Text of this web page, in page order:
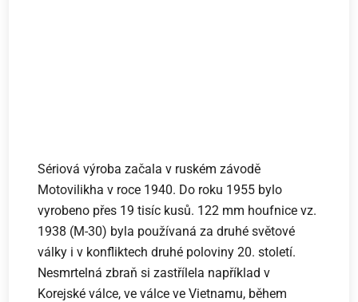
Sériová výroba začala v ruském závodě
Motovilikha v roce 1940. Do roku 1955 bylo
vyrobeno přes 19 tisíc kusů. 122 mm houfnice vz.
1938 (M-30) byla používaná za druhé světové
války i v konfliktech druhé poloviny 20. století.
Nesmrtelná zbraň si zastřílela například v
Korejské válce, ve válce ve Vietnamu, během